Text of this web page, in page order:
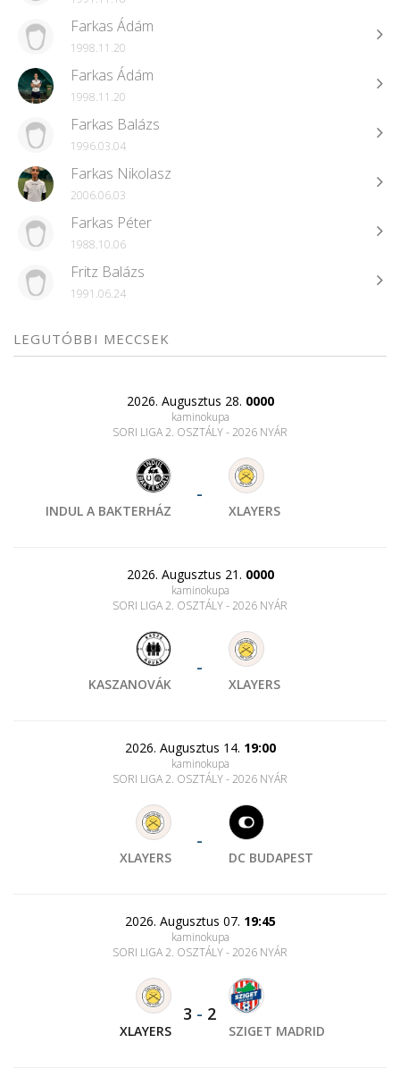
Farkas Ádám
1998.11.20
Farkas Ádám
1998.11.20
Farkas Balázs
1996.03.04
Farkas Nikolasz
2006.06.03
Farkas Péter
1988.10.06
Fritz Balázs
1991.06.24
LEGUTÓBBI MECCSEK
2026. Augusztus 28. 0000
kaminokupa
SORI LIGA 2. OSZTÁLY - 2026 NYÁR
INDUL A BAKTERHÁZ
-
XLAYERS
2026. Augusztus 21. 0000
kaminokupa
SORI LIGA 2. OSZTÁLY - 2026 NYÁR
KASZANOVÁK
-
XLAYERS
2026. Augusztus 14. 19:00
kaminokupa
SORI LIGA 2. OSZTÁLY - 2026 NYÁR
XLAYERS
-
DC BUDAPEST
2026. Augusztus 07. 19:45
kaminokupa
SORI LIGA 2. OSZTÁLY - 2026 NYÁR
XLAYERS
3 - 2
SZIGET MADRID